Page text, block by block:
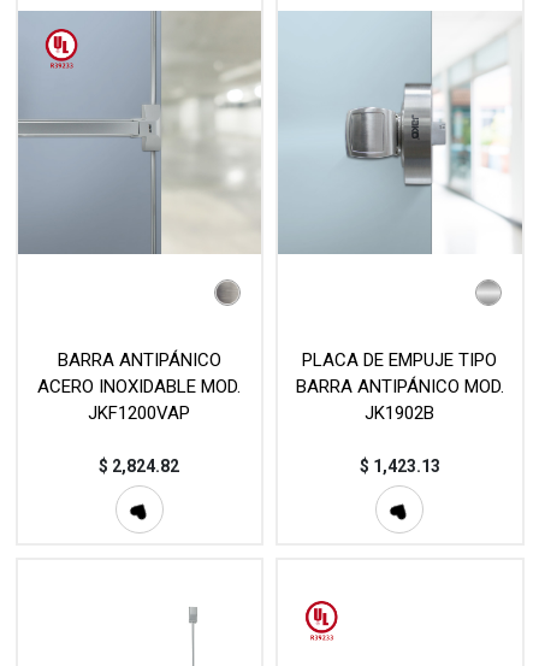
BARRA ANTIPÁNICO
ACERO INOXIDABLE MOD.
JKF1200VAP
$ 2,824.82
PLACA DE EMPUJE TIPO
BARRA ANTIPÁNICO MOD.
JK1902B
$ 1,423.13